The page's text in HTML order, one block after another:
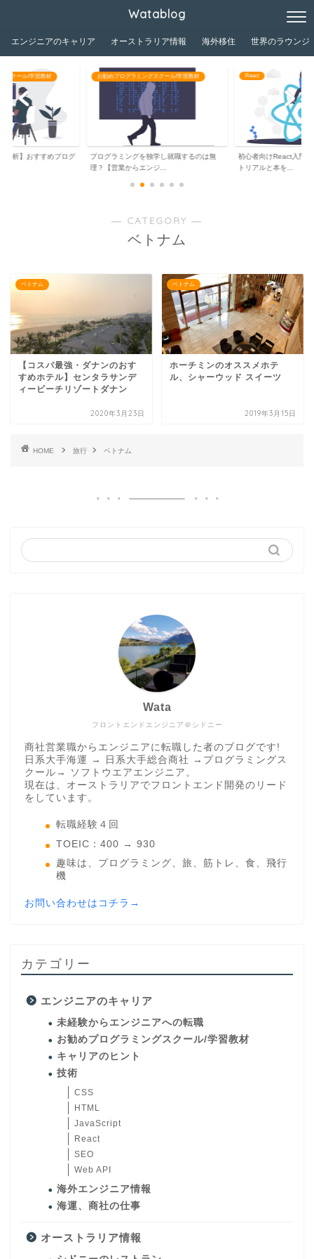
Watablog
エンジニアのキャリア オーストラリア情報 海外移住 世界のラウンジ
スクール/学習教材
分析】おすすめプログ
お勧めプログラミングスクール/学習教材
プログラミングを独学し就職するのは無
理？【営業からエンジ...
React
初心者向けReact入門
トリアルと本を...
― CATEGORY ―
ベトナム
ベトナム
【コスパ最強・ダナンのおす
すめホテル】センタラサンデ
ィービーチリゾートダナン
2020年3月23日
ベトナム
ホーチミンのオススメホテ
ル、シャーウッド スイーツ
2019年3月15日
HOME 旅行 ベトナム
フロントエンドエンジニア＠シドニー
Wata
商社営業職からエンジニアに転職した者のブログです!
日系大手海運 → 日系大手総合商社 →プログラミングス
クール→ ソフトウエアエンジニア。
現在は、オーストラリアでフロントエンド開発のリード
をしています。
転職経験４回
TOEIC：400 → 930
趣味は、プログラミング、旅、筋トレ、食、飛行
機
お問い合わせはコチラ→
カテゴリー
エンジニアのキャリア
未経験からエンジニアへの転職
お勧めプログラミングスクール/学習教材
キャリアのヒント
技術
CSS
HTML
JavaScript
React
SEO
Web API
海外エンジニア情報
海運、商社の仕事
オーストラリア情報